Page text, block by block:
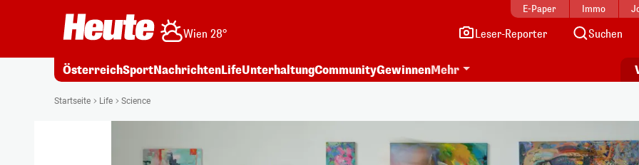
E-Paper Immo
Wien 28° Leser-Reporter Suchen
ÖsterreichSportNachrichtenLifeUnterhaltungCommunityGewinnenMehr
Startseite Life Science